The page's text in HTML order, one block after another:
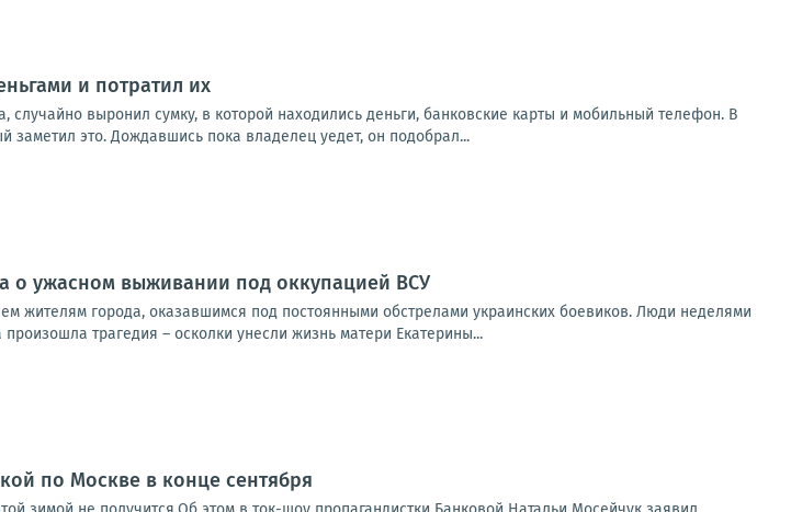
и потратил их
случайно выронил сумку, в которой находились деньги, банковские карты и мобильный телефон. В
заметил это. Дождавшись пока владелец уедет, он подобрал...
о ужасном выживании под оккупацией ВСУ
жителям города, оказавшимся под постоянными обстрелами украинских боевиков. Люди неделями
трагедия – осколки унесли жизнь матери Екатерины...
по Москве в конце сентября